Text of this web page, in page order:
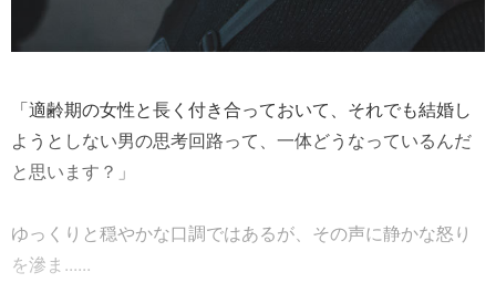
「適齢期の女性と長く付き合っておいて、それでも結婚し
ようとしない男の思考回路って、一体どうなっているんだ
と思います？」
ゆっくりと穏やかな口調ではあるが、その声に静かな怒り
を滲ま......